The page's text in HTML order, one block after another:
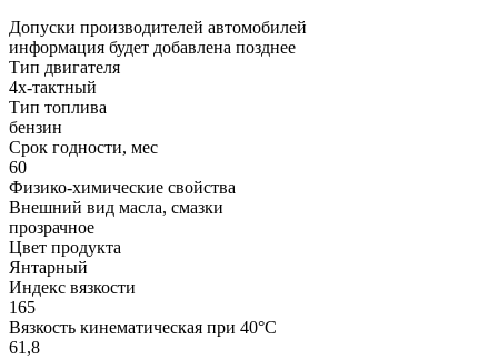
Допуски производителей автомобилей
информация будет добавлена позднее
Тип двигателя
4х-тактный
Тип топлива
бензин
Срок годности, мес
60
Физико-химические свойства
Внешний вид масла, смазки
прозрачное
Цвет продукта
Янтарный
Индекс вязкости
165
Вязкость кинематическая при 40°С
61,8